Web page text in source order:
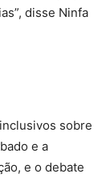
disse Ninfa
sobre
e a
e o debate